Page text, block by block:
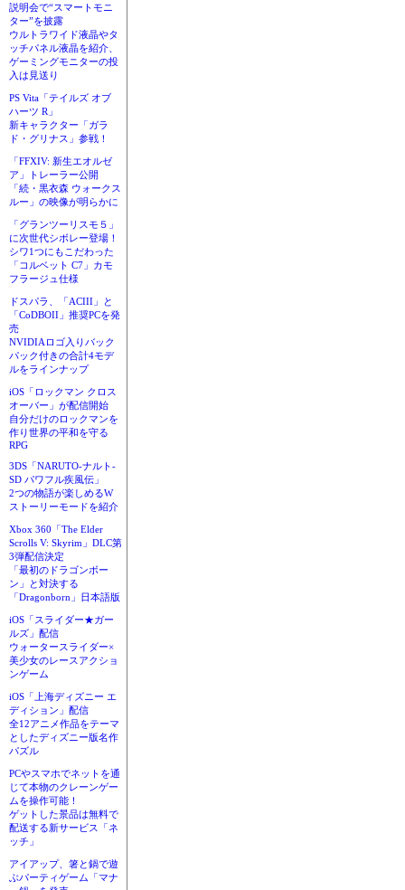
説明会で“スマートモニ
ター”を披露
ウルトラワイド液晶やタ
ッチパネル液晶を紹介、
ゲーミングモニターの投
入は見送り
PS Vita「テイルズ オブ
ハーツ R」
新キャラクター「ガラ
ド・グリナス」参戦！
「FFXIV: 新生エオルゼ
ア」トレーラー公開
「続・黒衣森 ウォークス
ルー」の映像が明らかに
「グランツーリスモ５」
に次世代シボレー登場！
シワ1つにもこだわった
「コルベット C7」カモ
フラージュ仕様
ドスパラ、「ACIII」と
「CoDBOII」推奨PCを発
売
NVIDIAロゴ入りバック
パック付きの合計4モデ
ルをラインナップ
iOS「ロックマン クロス
オーバー」が配信開始
自分だけのロックマンを
作り世界の平和を守る
RPG
3DS「NARUTO-ナルト-
SD パワフル疾風伝」
2つの物語が楽しめるW
ストーリーモードを紹介
Xbox 360「The Elder
Scrolls V: Skyrim」DLC第
3弾配信決定
「最初のドラゴンボー
ン」と対決する
「Dragonborn」日本語版
iOS「スライダー★ガー
ルズ」配信
ウォータースライダー×
美少女のレースアクショ
ンゲーム
iOS「上海ディズニー エ
ディション」配信
全12アニメ作品をテーマ
としたディズニー版名作
パズル
PCやスマホでネットを通
じて本物のクレーンゲー
ムを操作可能！
ゲットした景品は無料で
配送する新サービス「ネ
ッチ」
アイアップ、箸と鍋で遊
ぶパーティゲーム「マナ